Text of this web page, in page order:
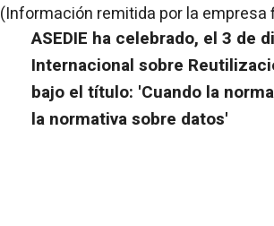
(Información remitida por la empresa
ASEDIE ha celebrado, el 3 de
Internacional sobre
bajo el título: 'Cuando la
la normativa sobre datos'